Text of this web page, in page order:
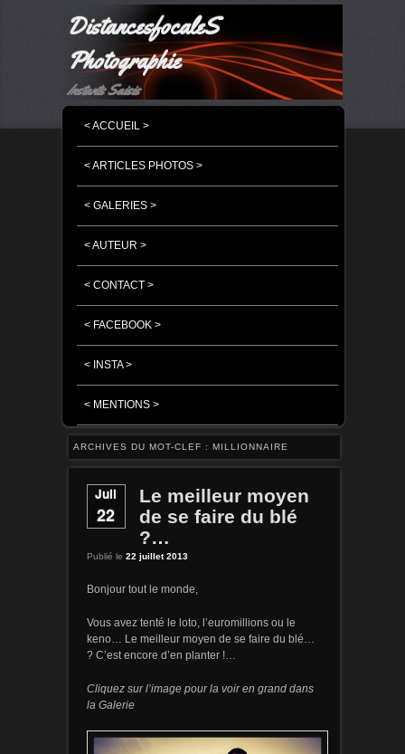
DistancesfocaleS
Photographie
Instants Saisis
MASQUER LA NAVIGATION PRINCIPALE
MASQUER LA NAVIGATION SECONDAIRE
< ACCUEIL >
< ARTICLES PHOTOS >
< GALERIES >
< AUTEUR >
< CONTACT >
< FACEBOOK >
< INSTA >
< MENTIONS >
ARCHIVES DU MOT-CLEF : MILLIONNAIRE
Juil
22
Le meilleur moyen
de se faire du blé
?…
Publié le 22 juillet 2013
Bonjour tout le monde,
Vous avez tenté le loto, l’euromillions ou le
keno… Le meilleur moyen de se faire du blé…
? C’est encore d’en planter !…
Cliquez sur l’image pour la voir en grand dans
la Galerie